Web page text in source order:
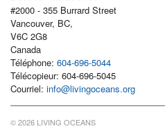
#2000 - 355 Burrard Street
Vancouver, BC,
V6C 2G8
Canada
Téléphone: 604-696-5044
Télécopieur: 604-696-5045
Courriel: info@livingoceans.org
© 2026 LIVING OCEANS